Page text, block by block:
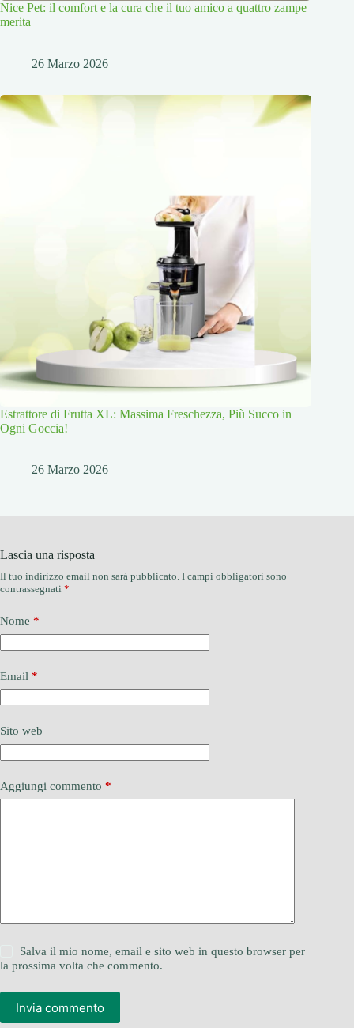
Nice Pet: il comfort e la cura che il tuo amico a quattro zampe
merita
26 Marzo 2026
Estrattore di Frutta XL: Massima Freschezza, Più Succo in
Ogni Goccia!
26 Marzo 2026
Lascia una risposta
Il tuo indirizzo email non sarà pubblicato. I campi obbligatori sono
contrassegnati *
Nome *
Email *
Sito web
Aggiungi commento *
Salva il mio nome, email e sito web in questo browser per
la prossima volta che commento.
Invia commento